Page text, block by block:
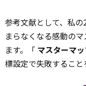
参考文献として、私
まらなくなる感動の
ます。「 マスターマ
標設定で失敗すること